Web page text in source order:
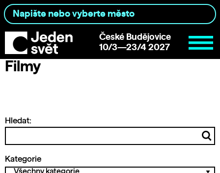
České Budějovice
10/3—23/4 2027
Filmy
Hledat:
Kategorie